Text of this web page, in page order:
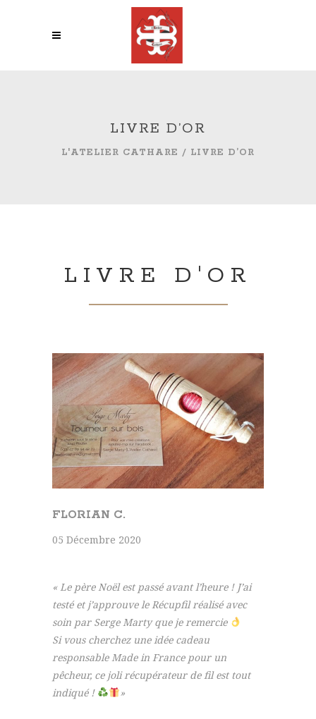
LIVRE D’OR
L'ATELIER CATHARE / LIVRE D’OR
LIVRE D'OR
FLORIAN C.
05 Décembre 2020
« Le père Noël est passé avant l’heure ! J’ai
testé et j’approuve le Récupfil réalisé avec
soin par Serge Marty que je remercie
Si vous cherchez une idée cadeau
responsable Made in France pour un
pêcheur, ce joli récupérateur de fil est tout
indiqué !
»